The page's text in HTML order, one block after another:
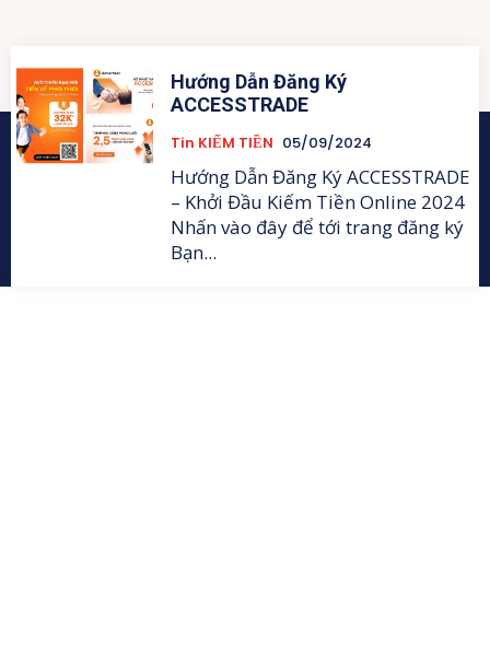
Hướng Dẫn Đăng Ký
ACCESSTRADE
Tin KIẾM TIỀN 05/09/2024
Hướng Dẫn Đăng Ký ACCESSTRADE
– Khởi Đầu Kiếm Tiền Online 2024
Nhấn vào đây để tới trang đăng ký
Bạn...